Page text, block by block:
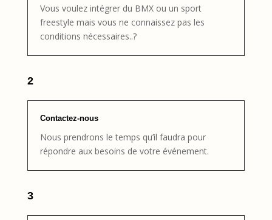
Vous voulez intégrer du BMX ou un sport
freestyle mais vous ne connaissez pas les
conditions nécessaires..?
2
Contactez-nous
Nous prendrons le temps qu’il faudra pour
répondre aux besoins de votre événement.
3